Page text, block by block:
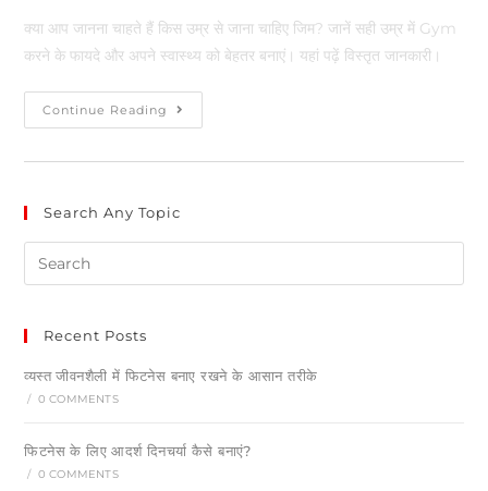
क्या आप जानना चाहते हैं किस उम्र से जाना चाहिए जिम? जानें सही उम्र में Gym
करने के फायदे और अपने स्वास्थ्य को बेहतर बनाएं। यहां पढ़ें विस्तृत जानकारी।
Continue Reading
Search Any Topic
Recent Posts
व्यस्त जीवनशैली में फिटनेस बनाए रखने के आसान तरीके
/ 0 COMMENTS
फिटनेस के लिए आदर्श दिनचर्या कैसे बनाएं?
/ 0 COMMENTS